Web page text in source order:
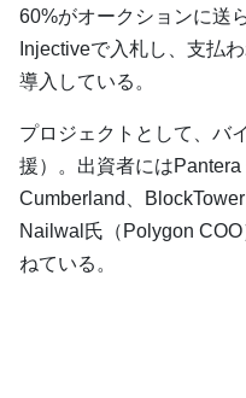
60%がオークションに送
Injectiveで入札し、支払
導入している。
プロジェクトとして、バ
援）。出資者には
Cumberland、
Nailwal氏（Polygon
ねている。